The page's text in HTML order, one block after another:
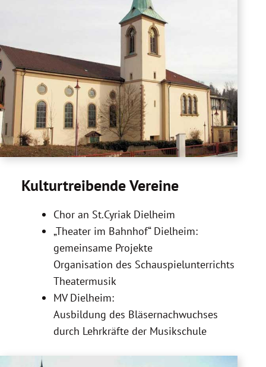
Kulturtreibende Vereine
Chor an St.Cyriak Dielheim
„Theater im Bahnhof“ Dielheim:
gemeinsame Projekte
Organisation des Schauspielunterrichts
Theatermusik
MV Dielheim:
Ausbildung des Bläsernachwuchses
durch Lehrkräfte der Musikschule